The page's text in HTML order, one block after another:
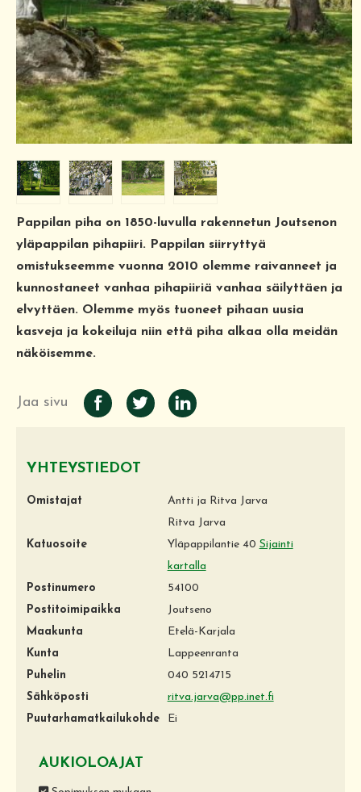
Pappilan piha on 1850-luvulla rakennetun Joutsenon
yläpappilan pihapiiri. Pappilan siirryttyä
omistukseemme vuonna 2010 olemme raivanneet ja
kunnostaneet vanhaa pihapiiriä vanhaa säilyttäen ja
elvyttäen. Olemme myös tuoneet pihaan uusia
kasveja ja kokeiluja niin että piha alkaa olla meidän
näköisemme.
Jaa sivu
YHTEYSTIEDOT
Omistajat
Antti ja Ritva Jarva
Ritva Jarva
Katuosoite
Yläpappilantie 40 Sijainti
kartalla
Postinumero
54100
Postitoimipaikka
Joutseno
Maakunta
Etelä-Karjala
Kunta
Lappeenranta
Puhelin
040 5214715
Sähköposti
ritva.jarva@pp.inet.fi
Puutarhamatkailukohde
Ei
AUKIOLOAJAT